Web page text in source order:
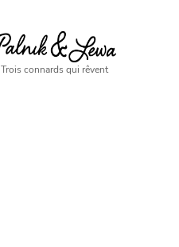
Trois connards qui rêvent